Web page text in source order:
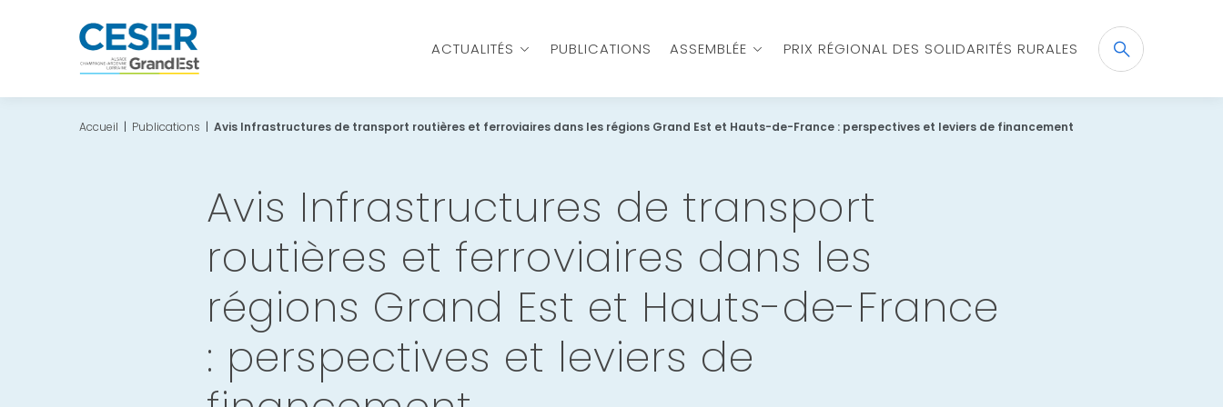
ACTUALITÉS PUBLICATIONS ASSEMBLÉE PRIX RÉGIONAL DES SOLIDARITÉS RURALESRecherche
OK
Accueil | Publications | Avis Infrastructures de transport routières et ferroviaires dans les régions Grand Est et Hauts-de-France : perspectives et leviers de financement
Avis Infrastructures de transport
routières et ferroviaires dans les
régions Grand Est et Hauts-de-France
: perspectives et leviers de